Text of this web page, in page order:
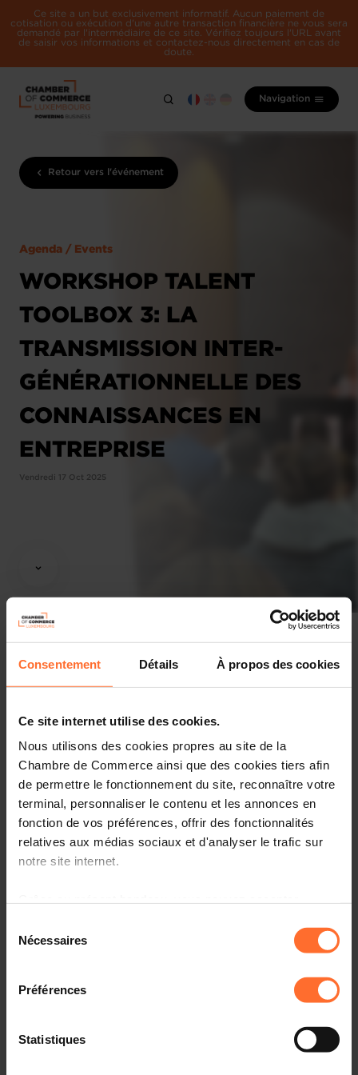
Consentement Détails À propos des cookies
Ce site internet utilise des cookies.
Nous utilisons des cookies propres au site de la
Chambre de Commerce ainsi que des cookies tiers afin
de permettre le fonctionnement du site, reconnaître votre
terminal, personnaliser le contenu et les annonces en
fonction de vos préférences, offrir des fonctionnalités
relatives aux médias sociaux et d'analyser le trafic sur
notre site internet.
à l’exception des cookies strictement nécessaires au
fonctionnement du site. Une description des différents
cookies est accessible sous l’onglet « Détails » ci-
dessus.
Il est précisé que la navigation sur le site et certaines
fonctionnalités (ex : lecture de vidéos, partage sur les
Nécessaires
Préférences
Statistiques
Ce site a un but exclusivement informatif. Aucun paiement de
cotisation ou exécution d'une autre transaction financière ne vous sera
demandé par l'intermédiaire de ce site. Vérifiez toujours l'URL avant
de saisir vos informations et contactez-nous directement en cas de
doute.
Navigation
Retour vers l'événement
Agenda / Events
WORKSHOP TALENT
TOOLBOX 3: LA
TRANSMISSION INTER-
GÉNÉRATIONNELLE DES
CONNAISSANCES EN
ENTREPRISE
Vendredi 17 Oct 2025
Workshop
Informations pratiques
Chambre de Commerce
Liens utiles
Partager cet article
La transmission inter-
générationnelle des